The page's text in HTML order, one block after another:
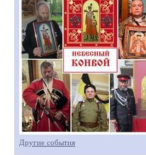
Другие события